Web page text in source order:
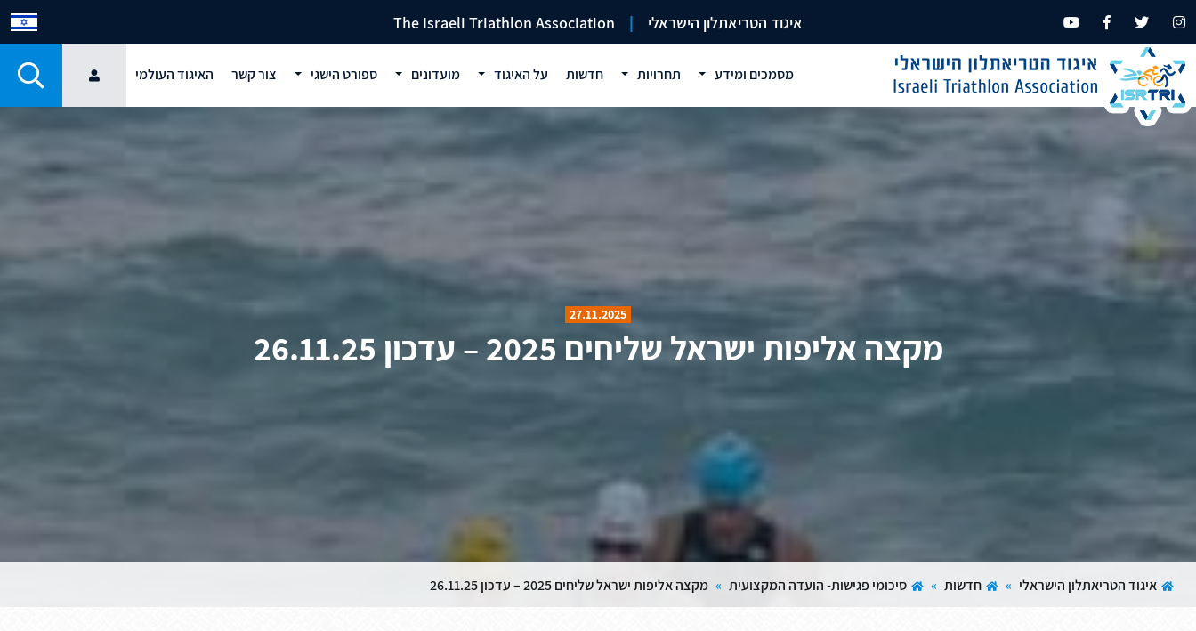
איגוד הטריאתלון הישראלי |
The Israeli Triathlon Association
מסמכים ומידע תחרויות חדשות על האיגוד מועדונים ספורט הישגי צור קשר האיגוד העולמי
מקצה אליפות ישראל שליחים 2025 – עדכון 26.11.25
27.11.2025
איגוד הטריאתלון הישראלי » חדשות » סיכומי פגישות- הועדה המקצועית » מקצה אליפות ישראל שליחים 2025 – עדכון 26.11.25